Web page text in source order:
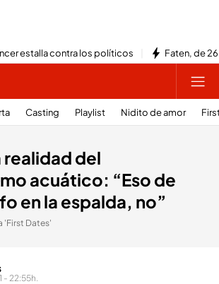
estalla contra los políticos Faten, de
Casting Playlist Nidito de amor
realidad del
acuático: “Eso de
en la espalda, no”
'First Dates'
- 22:55h.